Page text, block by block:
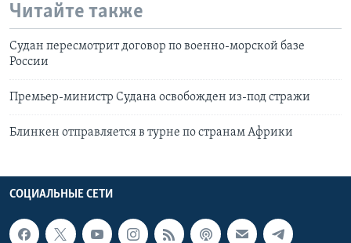
Читайте также
Судан пересмотрит договор по военно-морской базе
России
Премьер-министр Судана освобожден из-под стражи
Блинкен отправляется в турне по странам Африки
СОЦИАЛЬНЫЕ СЕТИ